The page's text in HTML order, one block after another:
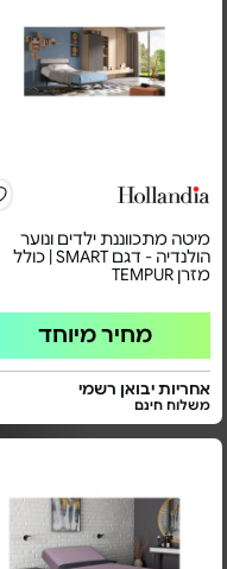
מיטה מתכווננת ילדים ונוער
הולנדיה - דגם SMART | כולל
מזרן TEMPUR
מחיר מיוחד
אחריות יבואן רשמי
משלוח חינם